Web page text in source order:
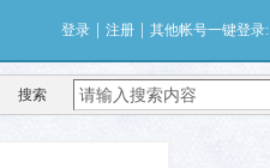
登录 注册 其他帐号一键登录:
搜索